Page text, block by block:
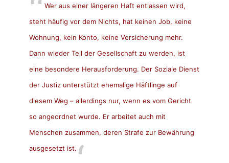
Wer aus einer längeren Haft entlassen wird,
steht häufig vor dem Nichts, hat keinen Job, keine
Wohnung, kein Konto, keine Versicherung mehr.
Dann wieder Teil der Gesellschaft zu werden, ist
eine besondere Herausforderung. Der Soziale Dienst
der Justiz unterstützt ehemalige Häftlinge auf
diesem Weg – allerdings nur, wenn es vom Gericht
so angeordnet wurde. Er arbeitet auch mit
Menschen zusammen, deren Strafe zur Bewährung
ausgesetzt ist.